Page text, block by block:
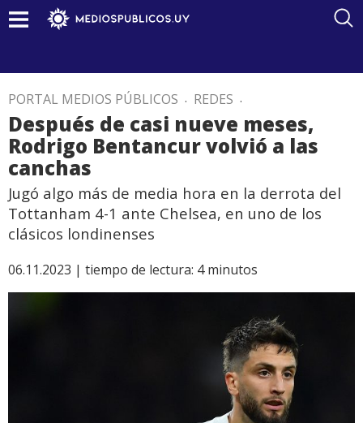
PORTAL MEDIOS PÚBLICOS . REDES .
Después de casi nueve meses,
Rodrigo Bentancur volvió a las
canchas
Jugó algo más de media hora en la derrota del
Tottanham 4-1 ante Chelsea, en uno de los
clásicos londinenses
06.11.2023 | tiempo de lectura: 4 minutos